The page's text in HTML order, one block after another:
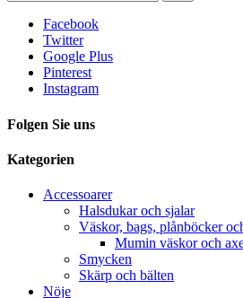
Facebook
Twitter
Google Plus
Pinterest
Instagram
Folgen Sie uns
Kategorien
Accessoarer
Halsdukar och sjalar
Väskor, bags, plånböcker
Mumin väskor och
Smycken
Skärp och bälten
Nöje